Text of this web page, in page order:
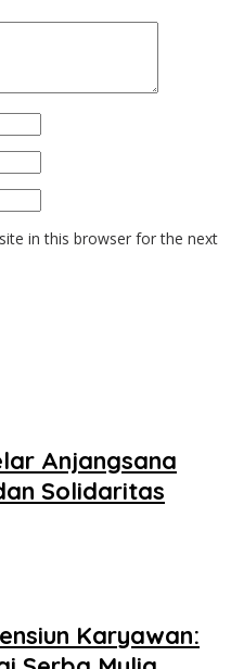
in this browser for the next
Anjangsana
Solidaritas
Karyawan: